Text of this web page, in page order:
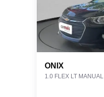
ONIX
1.0 FLEX LT MANUAL